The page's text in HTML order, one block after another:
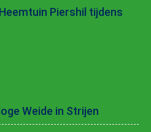
Piershil tijdens
Weide in Strijen